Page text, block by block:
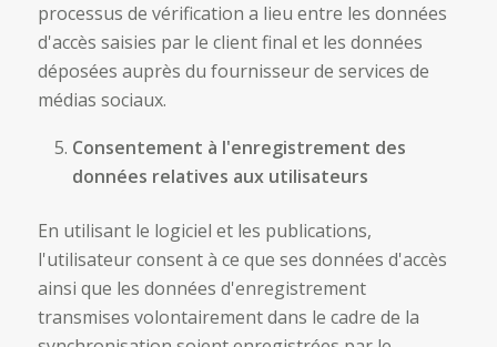
processus de vérification a lieu entre les données
d'accès saisies par le client final et les données
déposées auprès du fournisseur de services de
médias sociaux.
Consentement à l'enregistrement des
données relatives aux utilisateurs
En utilisant le logiciel et les publications,
l'utilisateur consent à ce que ses données d'accès
ainsi que les données d'enregistrement
transmises volontairement dans le cadre de la